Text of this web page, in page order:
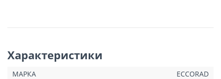
Характеристики
МАРКА
ECCORAD